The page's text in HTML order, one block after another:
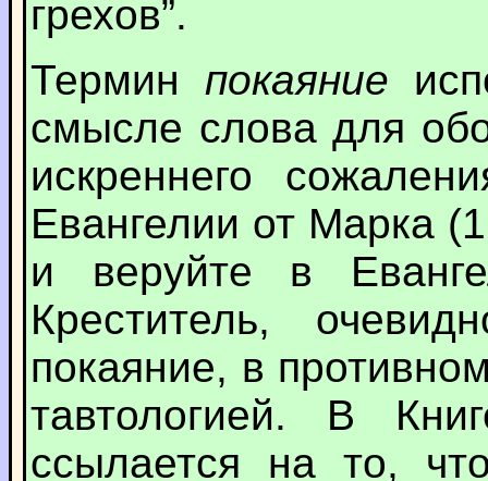
грехов”.
Термин покаяние
смысле слова для
искреннего
Евангелии от Марка
и веруйте в
Креститель,
покаяние, в
тавтологией. В
ссылается на то,